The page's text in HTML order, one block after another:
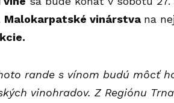
Malokarpatské vinárstva na
rande s vínom budú môcť
vinohradov. Z Regiónu